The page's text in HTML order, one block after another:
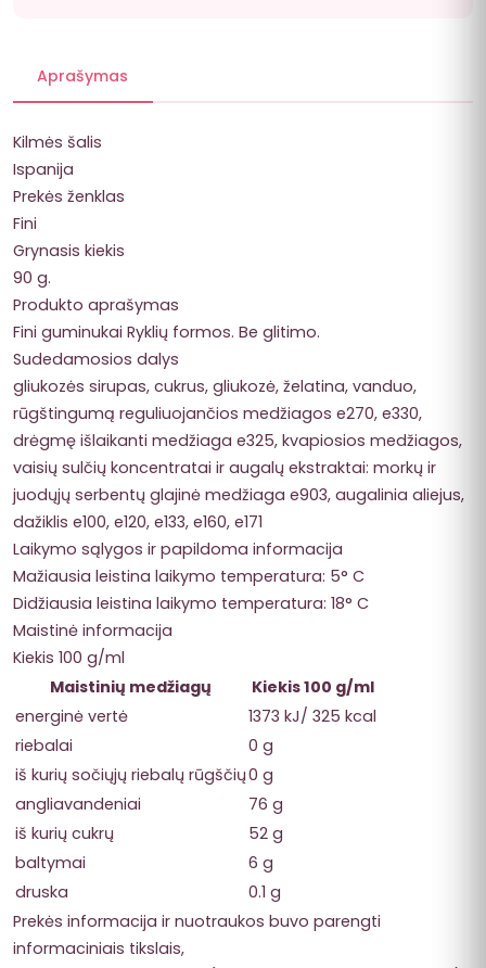
Aprašymas
Kilmės šalis
Ispanija
Prekės ženklas
Fini
Grynasis kiekis
90 g.
Produkto aprašymas
Fini guminukai Ryklių formos. Be glitimo.
Sudedamosios dalys
gliukozės sirupas, cukrus, gliukozė, želatina, vanduo,
rūgštingumą reguliuojančios medžiagos e270, e330,
drėgmę išlaikanti medžiaga e325, kvapiosios medžiagos,
vaisių sulčių koncentratai ir augalų ekstraktai: morkų ir
juodųjų serbentų glajinė medžiaga e903, augalinia aliejus,
dažiklis e100, e120, e133, e160, e171
Laikymo sąlygos ir papildoma informacija
Mažiausia leistina laikymo temperatura: 5° C
Didžiausia leistina laikymo temperatura: 18° C
Maistinė informacija
Kiekis 100 g/ml
Maistinių medžiagų
Kiekis 100 g/ml
energinė vertė
1373 kJ/ 325 kcal
riebalai
0 g
iš kurių sočiųjų riebalų rūgščių0 g
angliavandeniai
76 g
iš kurių cukrų
52 g
baltymai
6 g
druska
0.1 g
Prekės informacija ir nuotraukos buvo parengti
informaciniais tikslais,